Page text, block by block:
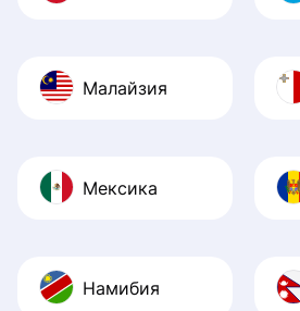
Малайзия
Мексика
Намибия